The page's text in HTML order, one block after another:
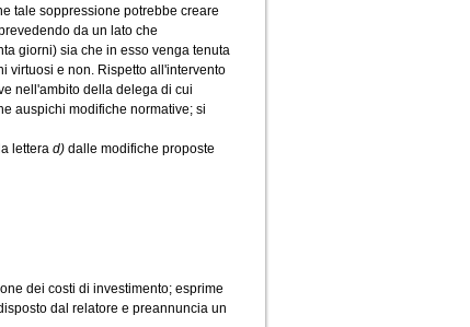
tale soppressione potrebbe creare
da un lato che
giorni) sia che in esso venga tenuta
virtuosi e non. Rispetto all'intervento
nell'ambito della delega di cui
auspichi modifiche normative; si
lettera d) dalle modifiche proposte
dei costi di investimento; esprime
dal relatore e preannuncia un